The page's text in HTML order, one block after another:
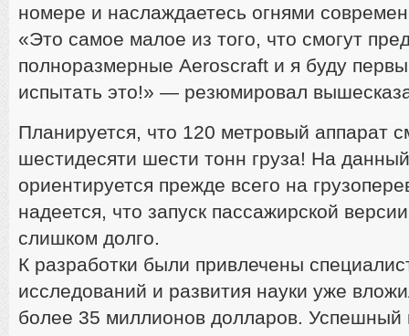
номере и наслаждаетесь огнями
«Это самое малое из того, что смогут
полноразмерные Aeroscraft и я буду
испытать это!» — резюмировал
Планируется, что 120 метровый аппарат
шестидесяти шести тонн груза! На
ориентируется прежде всего на
надеется, что запуск пассажирской
слишком долго.
К разработки были привлечены
исследований и развития науки уже
более 35 миллионов долларов. Успешный